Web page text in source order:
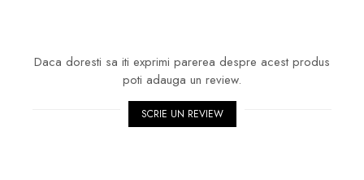
Daca doresti sa iti exprimi parerea despre acest produs
poti adauga un review.
SCRIE UN REVIEW